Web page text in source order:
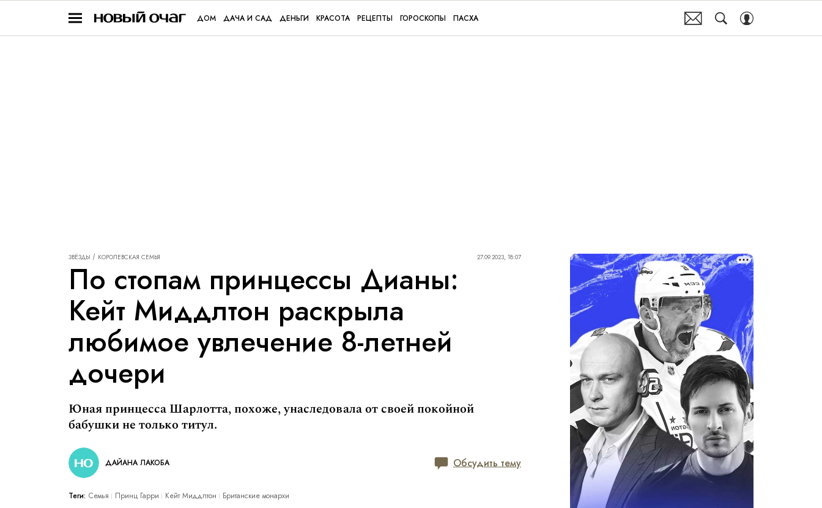
ДОМ ДАЧА И САД ДЕНЬГИ КРАСОТА РЕЦЕПТЫ ГОРОСКОПЫ ПАСХА
ЗВЁЗДЫ КОРОЛЕВСКАЯ СЕМЬЯ 27.09.2023, 18:07
По стопам принцессы Дианы:
Кейт Миддлтон раскрыла
любимое увлечение 8-летней
дочери
Юная принцесса Шарлотта, похоже, унаследовала от своей покойной
бабушки не только титул.
ДАЙАНА ЛАКОБА Обсудить тему
Теги: Семья Принц Гарри Кейт Миддлтон Британские монархи